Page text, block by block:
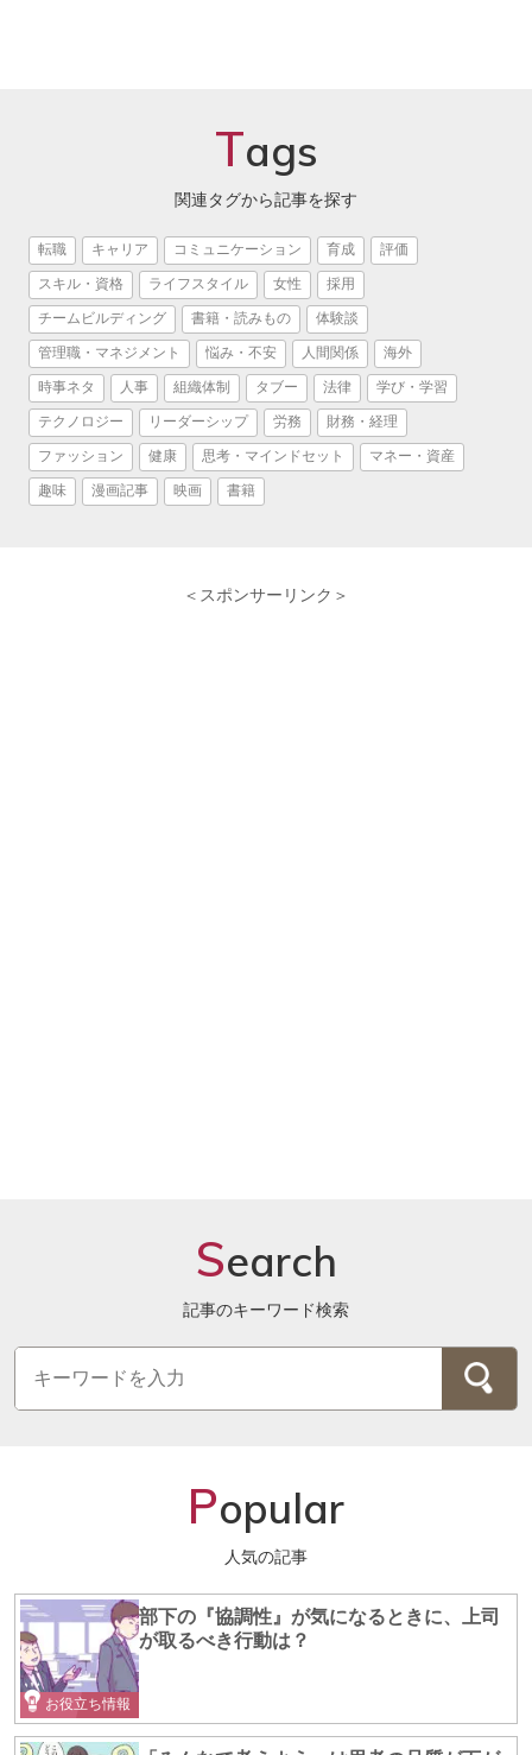
Tags
関連タグから記事を探す
転職 キャリア コミュニケーション 育成 評価
スキル・資格 ライフスタイル 女性 採用
チームビルディング 書籍・読みもの 体験談
管理職・マネジメント 悩み・不安 人間関係 海外
時事ネタ 人事 組織体制 タブー 法律 学び・学習
テクノロジー リーダーシップ 労務 財務・経理
ファッション 健康 思考・マインドセット マネー・資産
趣味 漫画記事 映画 書籍
＜スポンサーリンク＞
Search
記事のキーワード検索
Popular
人気の記事
お役立ち情報
部下の『協調性』が気になるときに、上司
が取るべき行動は？